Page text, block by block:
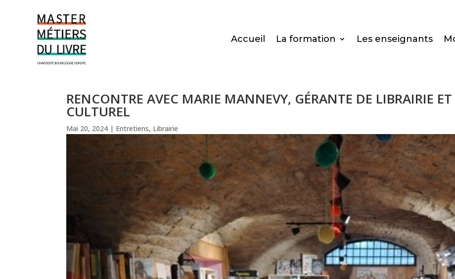
Accueil La formation Les enseignants
RENCONTRE AVEC MARIE MANNEVY, GÉRANTE DE LIBRAIRIE
CULTUREL
Mai 20, 2024 | Entretiens, Librairie